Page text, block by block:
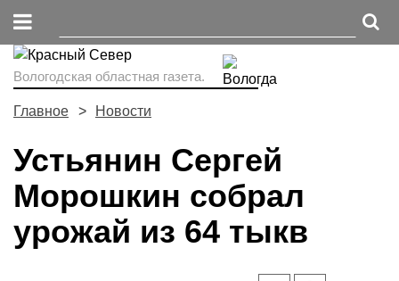
Вологодская областная газета.
Главное Новости
Устьянин Сергей
Морошкин собрал
урожай из 64 тыкв